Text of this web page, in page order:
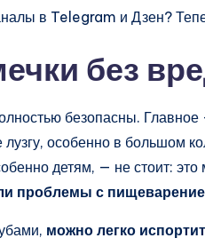
в Telegram и Дзен?
без
безопасны. Главное
лузгу, особенно в большом
детям, — не стоит:
проблемы с
можно легко